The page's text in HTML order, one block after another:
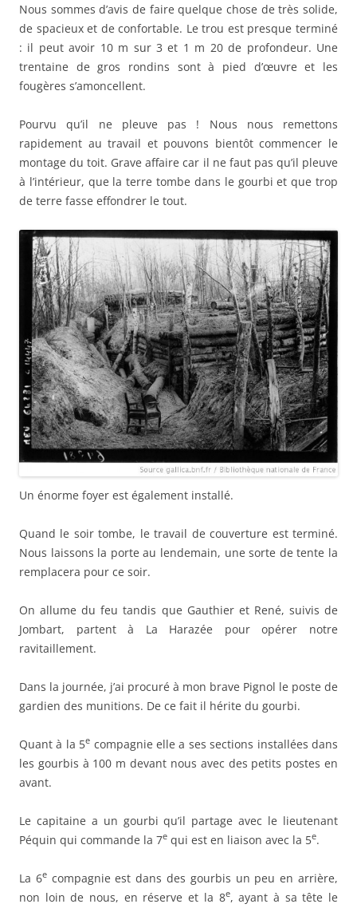
Nous sommes d’avis de faire quelque chose de très solide,
de spacieux et de confortable. Le trou est presque terminé
: il peut avoir 10 m sur 3 et 1 m 20 de profondeur. Une
trentaine de gros rondins sont à pied d’œuvre et les
fougères s’amoncellent.
Pourvu qu’il ne pleuve pas ! Nous nous remettons
rapidement au travail et pouvons bientôt commencer le
montage du toit. Grave affaire car il ne faut pas qu’il pleuve
à l’intérieur, que la terre tombe dans le gourbi et que trop
de terre fasse effondrer le tout.
Un énorme foyer est également installé.
Quand le soir tombe, le travail de couverture est terminé.
Nous laissons la porte au lendemain, une sorte de tente la
remplacera pour ce soir.
On allume du feu tandis que Gauthier et René, suivis de
Jombart, partent à La Harazée pour opérer notre
ravitaillement.
Dans la journée, j’ai procuré à mon brave Pignol le poste de
gardien des munitions. De ce fait il hérite du gourbi.
Quant à la 5e compagnie elle a ses sections installées dans
les gourbis à 100 m devant nous avec des petits postes en
avant.
Le capitaine a un gourbi qu’il partage avec le lieutenant
Péquin qui commande la 7e qui est en liaison avec la 5e.
La 6ecompagnie est dans des gourbis un peu en arrière,
non loin de nous, en réserve et la 8e, ayant à sa tête le